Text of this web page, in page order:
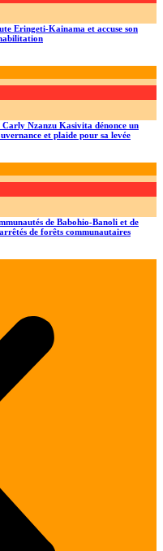
Eringeti-Kainama et accuse son
Nzanzu Kasivita dénonce un
et plaide pour sa levée
de Babohio-Banoli et de
de forêts communautaires